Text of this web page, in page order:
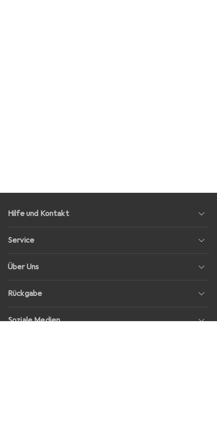
Hilfe und Kontakt
Service
Über Uns
Rückgabe
Soziale Medien